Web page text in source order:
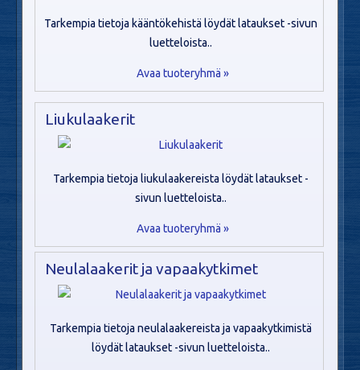
Tarkempia tietoja kääntökehistä löydät lataukset -sivun
luetteloista..
Avaa tuoteryhmä »
Liukulaakerit
Tarkempia tietoja liukulaakereista löydät lataukset -
sivun luetteloista..
Avaa tuoteryhmä »
Neulalaakerit ja vapaakytkimet
Tarkempia tietoja neulalaakereista ja vapaakytkimistä
löydät lataukset -sivun luetteloista..